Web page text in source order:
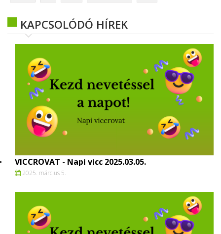
KAPCSOLÓDÓ HÍREK
VICCROVAT - Napi vicc 2025.03.05.
2025. március 5.